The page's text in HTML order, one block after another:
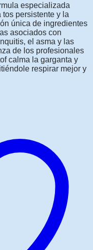
especializada
persistente y la
única de ingredientes
asociados con
el asma y las
de los profesionales
calma la garganta y
respirar mejor y